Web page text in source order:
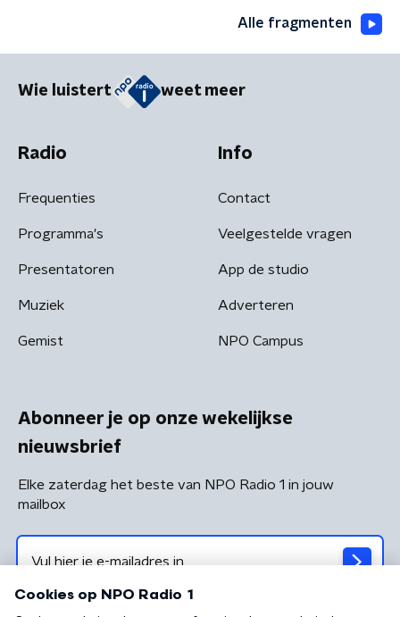
Alle fragmenten
Wie luistert weet meer
Radio
Frequenties
Programma's
Presentatoren
Muziek
Gemist
Info
Contact
Veelgestelde vragen
App de studio
Adverteren
NPO Campus
Abonneer je op onze wekelijkse
nieuwsbrief
Elke zaterdag het beste van NPO Radio 1 in jouw
mailbox